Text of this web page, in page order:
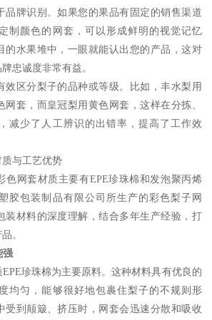
品牌识别。如果您的果品有固定的销售渠道
制颜色的网套，可以形成鲜明的视觉记忆
的水果堆中，一眼就能认出您的产品，这对
忠诚度非常有益。
效区分梨子的品种或等级。比如，丰水梨用
套，而皇冠梨用黄色网套，这样在分拣、
减少了人工辨识的出错率，提高了工作效
与工艺优势
色网套材质主要有EPE珍珠棉和发泡聚丙烯
胶包装制品有限公司所生产的彩色梨子网
装材料的深度理解，结合多年生产经验，打
。
强
珍珠棉为主要原料。这种材料具有优良的
均匀，能够很好地包裹住梨子的不规则形
受到颠簸、挤压时，网套会迅速分散和吸收